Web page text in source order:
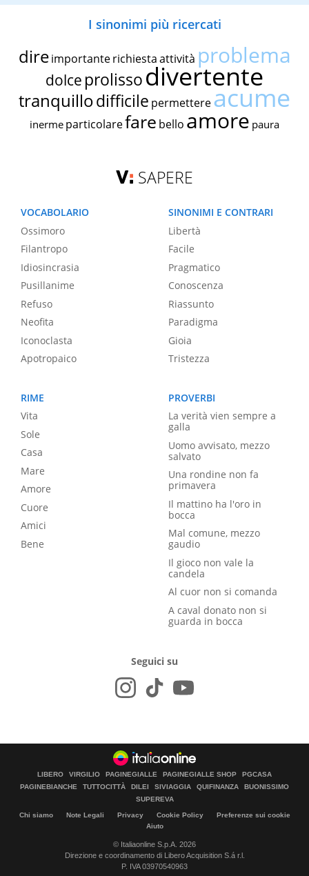
I sinonimi più ricercati
dire importante richiestaattività problema
dolce prolissodivertente
tranquillodifficile permettereacume
inerme particolarefare bello amore paura
SAPERE
VOCABOLARIO
Ossimoro
Filantropo
Idiosincrasia
Pusillanime
Refuso
Neofita
Iconoclasta
Apotropaico
SINONIMI E CONTRARI
Libertà
Facile
Pragmatico
Conoscenza
Riassunto
Paradigma
Gioia
Tristezza
RIME
Vita
Sole
Casa
Mare
Amore
Cuore
Amici
Bene
PROVERBI
La verità vien sempre a
galla
Uomo avvisato, mezzo
salvato
Una rondine non fa
primavera
Il mattino ha l'oro in
bocca
Mal comune, mezzo
gaudio
Il gioco non vale la
candela
Al cuor non si comanda
A caval donato non si
guarda in bocca
Seguici su
LIBERO VIRGILIO PAGINEGIALLE PAGINEGIALLE SHOP
PGCASA
PAGINEBIANCHE
TUTTOCITTÀ DILEI SIVIAGGIA QUIFINANZA
BUONISSIMO
SUPEREVA
Chi siamo Note Legali Privacy Cookie Policy
Preferenze sui cookie
Aiuto
© Italiaonline S.p.A. 2026
Direzione e coordinamento di Libero Acquisition S.á r.l.
P. IVA 03970540963